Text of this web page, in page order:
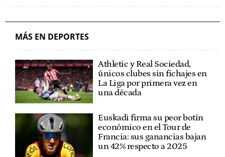
MÁS EN DEPORTES
Athletic y Real Sociedad,
únicos clubes sin fichajes en
La Liga por primera vez en
una década
Euskadi firma su peor botín
económico en el Tour de
Francia: sus ganancias bajan
un 42% respecto a 2025